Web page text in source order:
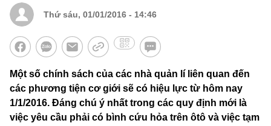
Thứ sáu, 01/01/2016 - 14:46
Một số chính sách của các nhà quản lí liên quan đến
các phương tiện cơ giới sẽ có hiệu lực từ hôm nay
1/1/2016. Đáng chú ý nhất trong các quy định mới là
việc yêu cầu phải có bình cứu hỏa trên ôtô và việc tạm